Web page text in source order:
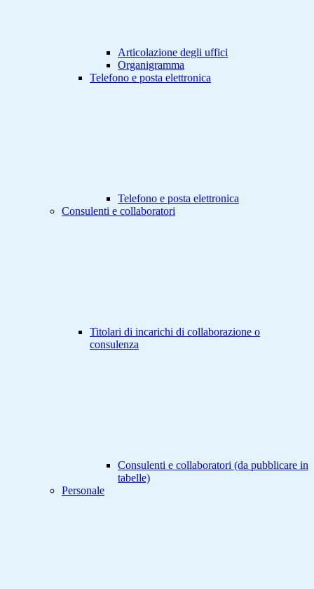
Articolazione degli uffici
Organigramma
Telefono e posta elettronica
Telefono e posta elettronica
Consulenti e collaboratori
Titolari di incarichi di collaborazione o
consulenza
Consulenti e collaboratori (da pubblicare in
tabelle)
Personale